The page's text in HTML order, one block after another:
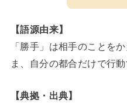
【語源由来】
「勝手」は相手のことを
ま、自分の都合だけで行
【典拠・出典】